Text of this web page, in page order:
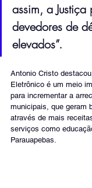
assim, a
devedores de
elevados”.
Antonio Cristo
Eletrônico é um meio
para incrementar a
municipais, que geram
através de mais
serviços como
Parauapebas.